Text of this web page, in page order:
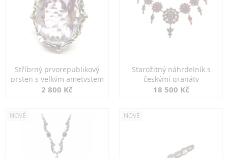
Stříbrný prvorepublikový
prsten s velkým ametystem
2 800 Kč
Starožitný náhrdelník s
českými granáty
18 500 Kč
NOVÉ NOVÉ